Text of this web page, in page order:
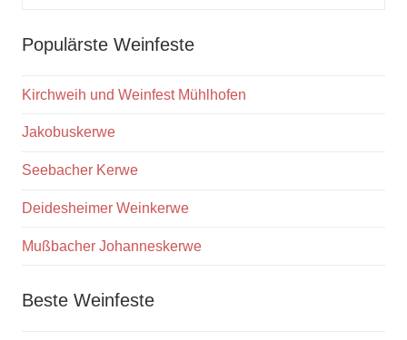
Populärste Weinfeste
Kirchweih und Weinfest Mühlhofen
Jakobuskerwe
Seebacher Kerwe
Deidesheimer Weinkerwe
Mußbacher Johanneskerwe
Beste Weinfeste